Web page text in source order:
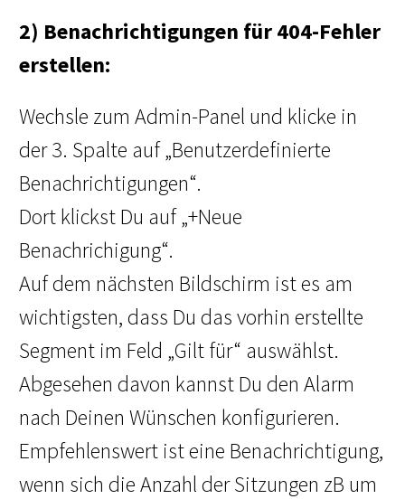
2) Benachrichtigungen für 404-Fehler
erstellen:
Wechsle zum Admin-Panel und klicke in
der 3. Spalte auf „Benutzerdefinierte
Benachrichtigungen“.
Dort klickst Du auf „+Neue
Benachrichigung“.
Auf dem nächsten Bildschirm ist es am
wichtigsten, dass Du das vorhin erstellte
Segment im Feld „Gilt für“ auswählst.
Abgesehen davon kannst Du den Alarm
nach Deinen Wünschen konfigurieren.
Empfehlenswert ist eine Benachrichtigung,
wenn sich die Anzahl der Sitzungen zB um